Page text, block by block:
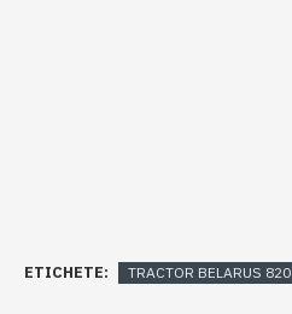
ETICHETE: TRACTOR BELARUS 820